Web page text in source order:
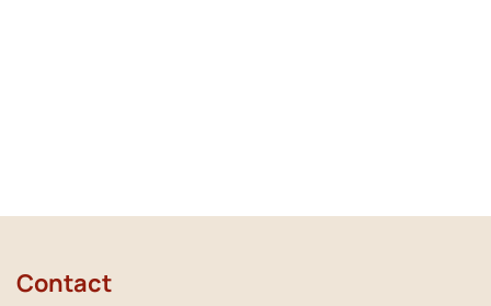
Contact